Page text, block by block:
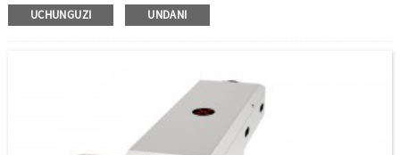
cha pua ambayo hufanya SBTL3200 kudumu sana.Mfululizo wa SBTL3200 unapaswa
kufanya kazi pamoja na mfululizo wa SBTL2000 ili kuunda njia nyingi.Vizuizi vya
hubadilika kiotomatiki, na hivyo kuruhusu watumiaji kupita kwenye upande
uliolindwa.Wakati wa dharura vizuizi hubadilika kiotomatiki, na hivyo kuhakikisha
watumiaji wanatoka kwa haraka bila vikwazo kuelekea usalama.Wakati umeme
unapokatika, mtumiaji anaweza kusukuma kizuizi kwa urahisi ili kutoka kwa
usalama.SBTL3200 hutoa usalama na nafasi inayofaa, yote katika muundo wa
UCHUNGUZI UNDANI